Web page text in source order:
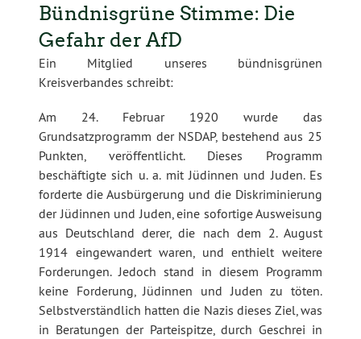
Bündnisgrüne Stimme: Die
Gefahr der AfD
Ein Mitglied unseres bündnisgrünen
Kreisverbandes schreibt:
Am 24. Februar 1920 wurde das
Grundsatzprogramm der NSDAP, bestehend aus 25
Punkten, veröffentlicht. Dieses Programm
beschäftigte sich u. a. mit Jüdinnen und Juden. Es
forderte die Ausbürgerung und die Diskriminierung
der Jüdinnen und Juden, eine sofortige Ausweisung
aus Deutschland derer, die nach dem 2. August
1914 eingewandert waren, und enthielt weitere
Forderungen. Jedoch stand in diesem Programm
keine Forderung, Jüdinnen und Juden zu töten.
Selbstverständlich hatten die Nazis dieses Ziel, was
in Beratungen der Parteispitze, durch Geschrei in